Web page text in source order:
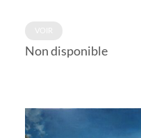
Non disponible